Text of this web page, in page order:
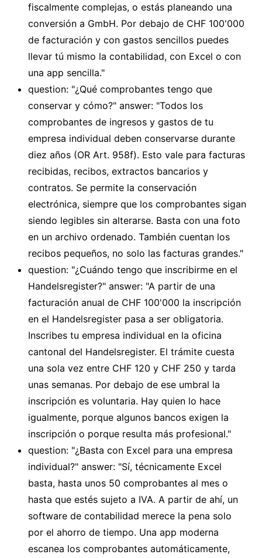
fiscalmente complejas, o estás planeando una
conversión a GmbH. Por debajo de CHF 100'000
de facturación y con gastos sencillos puedes
llevar tú mismo la contabilidad, con Excel o con
una app sencilla."
question: "¿Qué comprobantes tengo que
conservar y cómo?" answer: "Todos los
comprobantes de ingresos y gastos de tu
empresa individual deben conservarse durante
diez años (OR Art. 958f). Esto vale para facturas
recibidas, recibos, extractos bancarios y
contratos. Se permite la conservación
electrónica, siempre que los comprobantes sigan
siendo legibles sin alterarse. Basta con una foto
en un archivo ordenado. También cuentan los
recibos pequeños, no solo las facturas grandes."
question: "¿Cuándo tengo que inscribirme en el
Handelsregister?" answer: "A partir de una
facturación anual de CHF 100'000 la inscripción
en el Handelsregister pasa a ser obligatoria.
Inscribes tu empresa individual en la oficina
cantonal del Handelsregister. El trámite cuesta
una sola vez entre CHF 120 y CHF 250 y tarda
unas semanas. Por debajo de ese umbral la
inscripción es voluntaria. Hay quien lo hace
igualmente, porque algunos bancos exigen la
inscripción o porque resulta más profesional."
question: "¿Basta con Excel para una empresa
individual?" answer: "Sí, técnicamente Excel
basta, hasta unos 50 comprobantes al mes o
hasta que estés sujeto a IVA. A partir de ahí, un
software de contabilidad merece la pena solo
por el ahorro de tiempo. Una app moderna
escanea los comprobantes automáticamente,